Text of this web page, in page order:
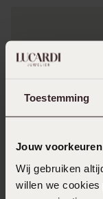
Toestemming
Jouw voorkeuren
Wij gebruiken
willen we cookies